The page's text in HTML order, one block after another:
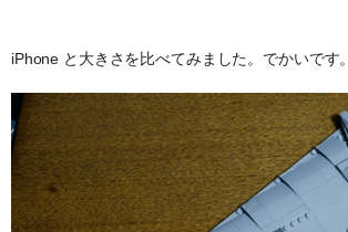
iPhone と大きさを比べてみました。でかいです。